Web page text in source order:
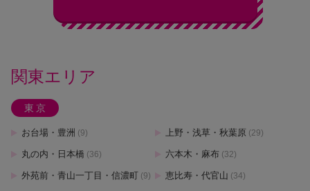
関東エリア
東京
お台場・豊洲 (9) 上野・浅草・秋葉原 (29)
丸の内・日本橋 (36) 六本木・麻布 (32)
外苑前・青山一丁目・信濃町 (9) 恵比寿・代官山 (34)